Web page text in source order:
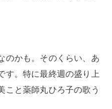
のかも。そのくらい、あ
す。特に最終週の盛り上
こと薬師丸ひろ子の歌う